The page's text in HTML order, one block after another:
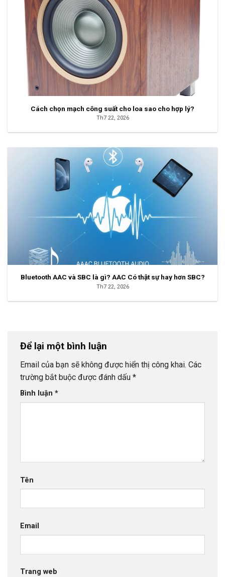
Cách chọn mạch công suất cho loa sao cho hợp lý?
Th7 22, 2026
Bluetooth AAC và SBC là gì? AAC Có thật sự hay hơn SBC?
Th7 22, 2026
Để lại một bình luận
Email của bạn sẽ không được hiển thị công khai. Các
trường bắt buộc được đánh dấu *
Bình luận *
Tên
Email
Trang web